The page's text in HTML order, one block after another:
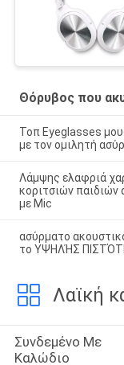
Θόρυβος που
Τοπ Eyeglasses
με τον ομιλητή
Λάμψης ελαφριά
κοριτσιών
με Mic
ασύρματο
το ΥΨΗΛΉΣ
Λαϊκή
Συνδεμένο Με
Καλώδιο